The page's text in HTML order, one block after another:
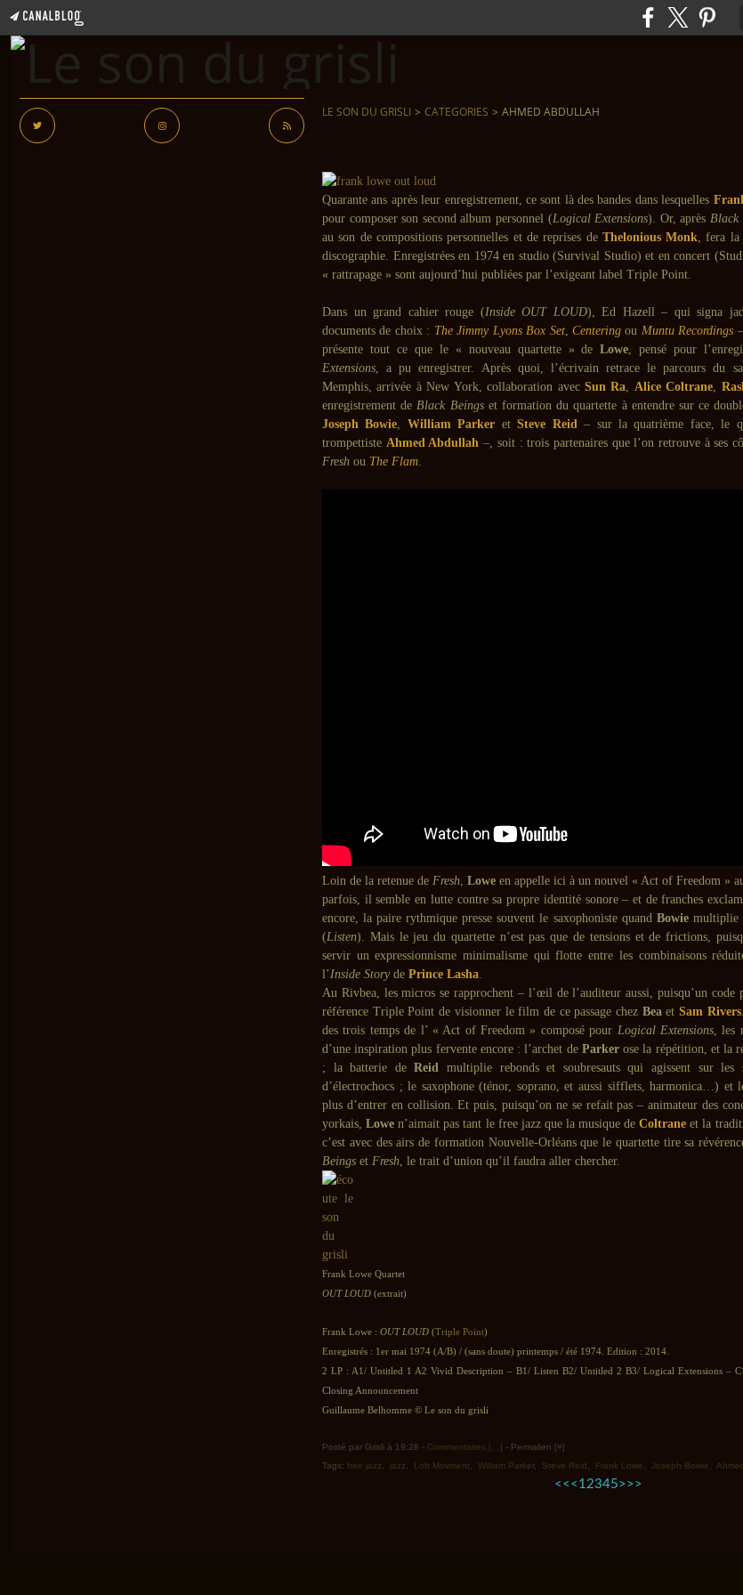
LE SON DU GRISLI > CATEGORIES > AHMED ABDULLAH
Quarante ans après leur enregistrement, ce sont là des bandes dans lesquelles
pour composer son second album personnel (Logical Extensions). Or, après Black
au son de compositions personnelles et de reprises de Thelonious Monk, fera la
discographie. Enregistrées en 1974 en studio (Survival Studio) et en concert
« rattrapage » sont aujourd’hui publiées par l’exigeant label Triple Point.
Dans un grand cahier rouge (Inside OUT LOUD), Ed Hazell – qui signa
documents de choix : The Jimmy Lyons Box Set, Centeringou Muntu Recordings
présente tout ce que le « nouveau quartette » deLowe, pensé pour
Extensions, a pu enregistrer. Après quoi, l’écrivain retrace le parcours du
Memphis, arrivée à New York, collaboration avec Sun Ra, Alice Coltrane,
enregistrement de Black Beingset formation du quartette à entendre sur ce
Joseph Bowie, William Parker etSteve Reid– sur la quatrième face, le
trompettiste Ahmed Abdullah –, soit : trois partenaires que l’on retrouve à ses
Fresh ou The Flam.
Loin de la retenue de Fresh, Lowe en appelle ici à un nouvel « Act of Freedom »
parfois, il semble en lutte contre sa propre identité sonore – et de franches
encore, la paire rythmique presse souvent le saxophoniste quand Bowiemultiplie
(Listen). Mais le jeu du quartette n’est pas que de tensions et de frictions,
servir un expressionnisme minimalisme qui flotte entre les combinaisons
l’Inside Story de Prince Lasha.
Au Rivbea, les micros se rapprochent – l’œil de l’auditeur aussi, puisqu’un code
référence Triple Point de visionner le film de ce passage chez Beaet Sam Rivers
des trois temps de l’ « Act of Freedom » composé pour Logical Extensions, les
d’une inspiration plus fervente encore : l’archet de Parkerose la répétition, et la
; la batterie deReid multiplie rebonds et soubresauts qui agissent sur les
d’électrochocs ; le saxophone (ténor, soprano, et aussi sifflets, harmonica…) et
plus d’entrer en collision. Et puis, puisqu’on ne se refait pas – animateur des
yorkais,Lowe n’aimait pas tant le free jazz que la musique deColtrane et la
c’est avec des airs de formation Nouvelle-Orléans que le quartette tire sa
Beings et Fresh, le trait d’union qu’il faudra aller chercher.
Frank Lowe Quartet
OUT LOUD (extrait)
Frank Lowe : OUT LOUD (Triple Point)
Enregistrés : 1er mai 1974 (A/B) / (sans doute) printemps / été 1974. Edition : 2014.
2 LP : A1/ Untitled 1 A2 Vivid Description – B1/ Listen B2/ Untitled 2 B3/ Logical Extensions –
Closing Announcement
Guillaume Belhomme © Le son du grisli
Posté par Grisli à 19:28 - Commentaires [ ] - Permalien [#]
Tags: free jazz jazz Loft Movment William Parker, Steve Reid Frank Lowe Joseph Bowie
<< < 12345>>>